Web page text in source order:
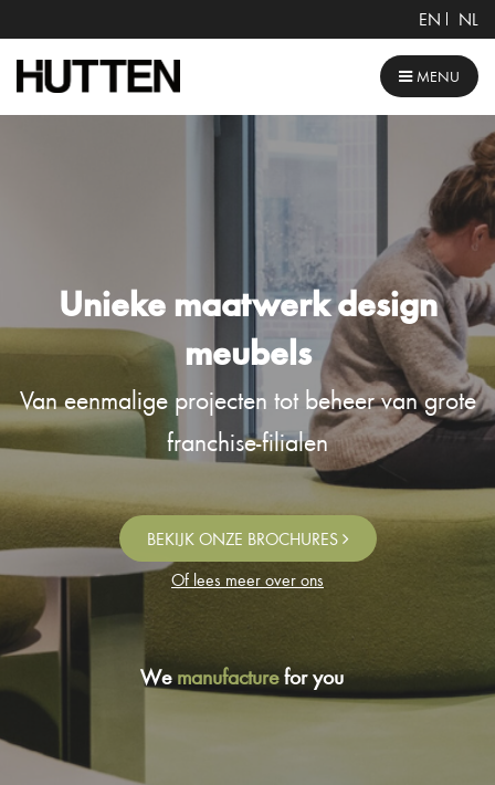
EN NL
MENU
Unieke maatwerk design
meubels
Van eenmalige projecten tot beheer van grote
franchise-filialen
BEKIJK ONZE BROCHURES
Of lees meer over ons
Wemanufacturefor you